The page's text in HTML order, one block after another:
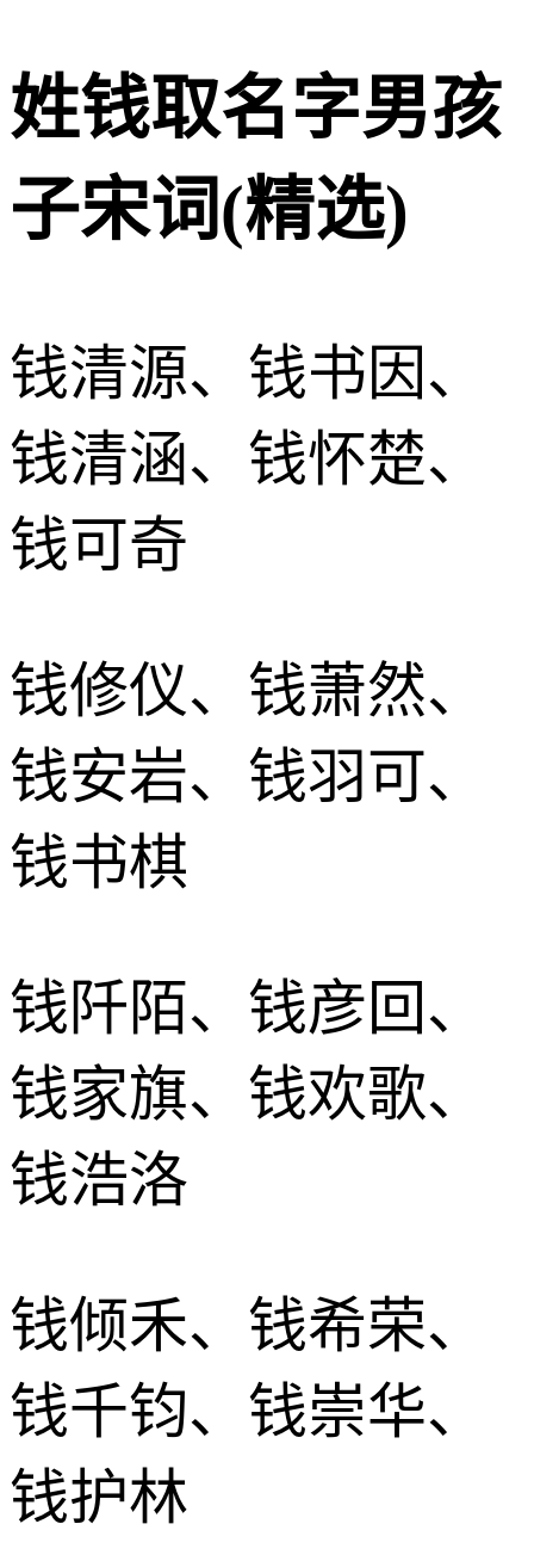
姓钱取名字男孩
子宋词(精选)
钱清源、钱书因、
钱清涵、钱怀楚、
钱可奇
钱修仪、钱萧然、
钱安岩、钱羽可、
钱书棋
钱阡陌、钱彦回、
钱家旗、钱欢歌、
钱浩洛
钱倾禾、钱希荣、
钱千钧、钱崇华、
钱护林